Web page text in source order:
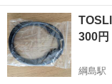
ます。 2025年度購入し
いましたが、結局壁付
す。 実質30時間程しか使
神奈川 横浜市
300円
綱島駅